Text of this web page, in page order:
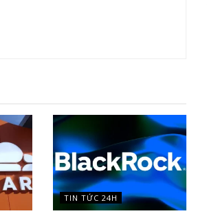
TIN TỨC 24H